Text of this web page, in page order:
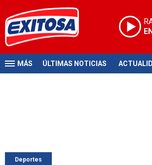
MÁS ÚLTIMAS NOTICIAS
Deportes